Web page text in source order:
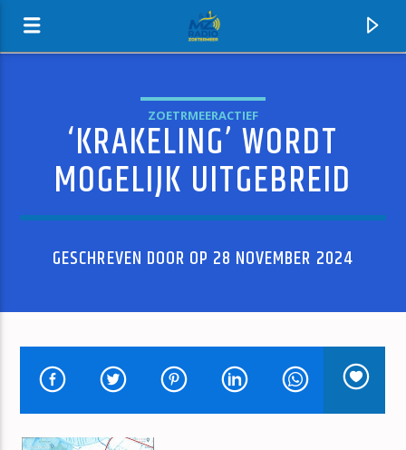
MZ-RADIO
HUIDIG NUMMER
HITS FROM THE HEARTLAND
CAMILLE JANSZEN
ZOETRMEERACTIEF
‘KRAKELING’ WORDT
MOGELIJK UITGEBREID
GESCHREVEN DOOR OP 28 NOVEMBER 2024